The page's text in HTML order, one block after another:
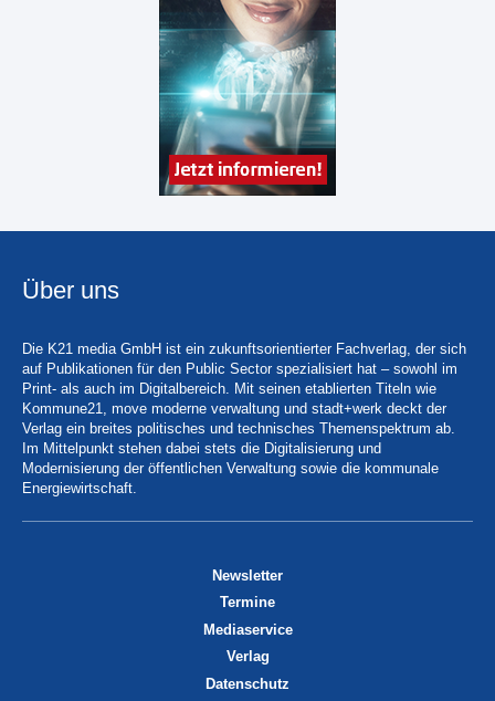
Über uns
Die K21 media GmbH ist ein zukunftsorientierter Fachverlag, der sich
auf Publikationen für den Public Sector spezialisiert hat – sowohl im
Print- als auch im Digitalbereich. Mit seinen etablierten Titeln wie
Kommune21, move moderne verwaltung und stadt+werk deckt der
Verlag ein breites politisches und technisches Themenspektrum ab.
Im Mittelpunkt stehen dabei stets die Digitalisierung und
Modernisierung der öffentlichen Verwaltung sowie die kommunale
Energiewirtschaft.
Newsletter
Termine
Mediaservice
Verlag
Datenschutz